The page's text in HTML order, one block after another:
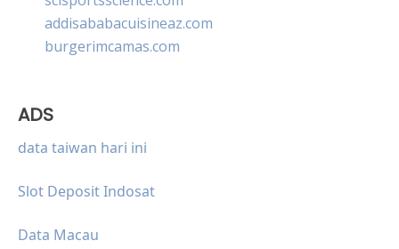
addisababacuisineaz.com
burgerimcamas.com
ADS
data taiwan hari ini
Slot Deposit Indosat
Data Macau